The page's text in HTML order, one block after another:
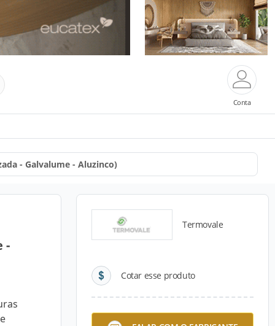
Conta
- Galvalume - Aluzinco)
-
Termovale
Cotar esse produto